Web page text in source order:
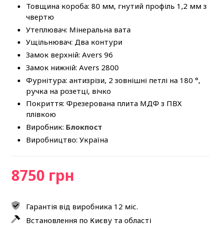
Товщина короба: 80 мм, гнутий профіль 1,2 мм з
чвертю
Утеплювач: Мінеральна вата
Ущільнювач: Два контури
Замок верхній: Avers 96
Замок нижній: Avers 2800
Фурнітура: антизрізи, 2 зовнішні петлі на 180 °,
ручка на розетці, вічко
Покриття: Фрезерована плита МДФ з ПВХ
плівкою
Виробник: Блокпост
Виробництво: Україна
8750 грн
Гарантія від виробника 12 міс.
Встановлення по Києву та області